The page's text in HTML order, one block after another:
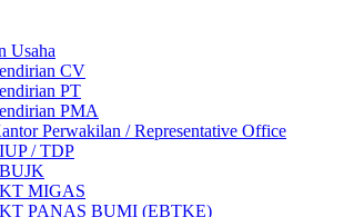
Usaha
CV
PT
PMA
Perwakilan / Representative Office
/ TDP
MIGAS
PANAS BUMI (EBTKE)